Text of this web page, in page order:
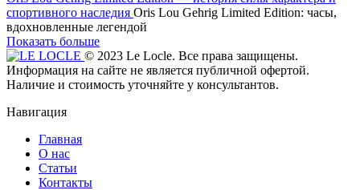
спортивного наследия Oris Lou Gehrig Limited Edition: часы,
вдохновленные легендой
Показать больше
© 2023 Le Locle. Все права защищены.
Информация на сайте не является публичной офертой.
Наличие и стоимость уточняйте у консультантов.
Навигация
Главная
О нас
Статьи
Контакты